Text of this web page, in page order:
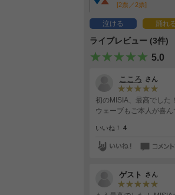
[2票／2票]
泣ける 踊れ
ライブレビュー (3件)
5.0
こころ さん
初のMISIA、最高でした
ウェーブもご本人が喜
いいね！ 4
ゲスト さん